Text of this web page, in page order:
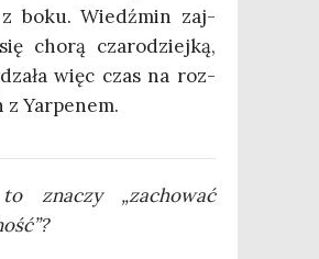
z boku. Wiedź­min zaj­
cho­rą cza­ro­dziej­ką,
więc czas na roz­
z Yarpenem.
zna­czy „zacho­wać